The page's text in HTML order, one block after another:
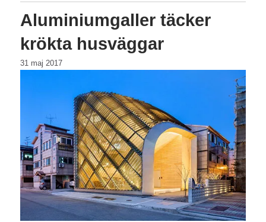
Aluminiumgaller täcker
krökta husväggar
31 maj 2017